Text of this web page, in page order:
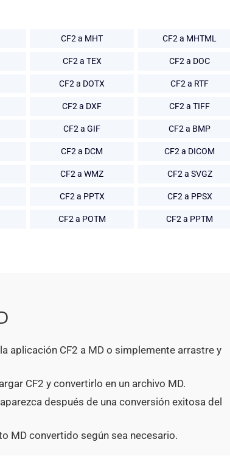
CF2 a MHT CF2 a MHTML
CF2 a TEX CF2 a DOC
CF2 a DOTX CF2 a RTF
CF2 a DXF CF2 a TIFF
CF2 a GIF CF2 a BMP
CF2 a DCM CF2 a DICOM
CF2 a WMZ CF2 a SVGZ
CF2 a PPTX CF2 a PPSX
CF2 a POTM CF2 a PPTM
aplicación CF2 a MD o simplemente arrastre y
CF2 y convertirlo en un archivo MD.
después de una conversión exitosa del
MD convertido según sea necesario.